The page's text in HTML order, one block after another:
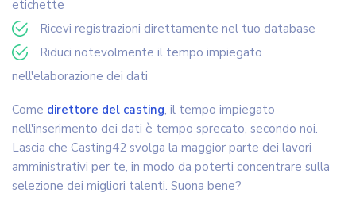
etichette
Ricevi registrazioni direttamente nel tuo database
Riduci notevolmente il tempo impiegato
nell'elaborazione dei dati
Come direttore del casting, il tempo impiegato
nell'inserimento dei dati è tempo sprecato, secondo noi.
Lascia che Casting42 svolga la maggior parte dei lavori
amministrativi per te, in modo da poterti concentrare sulla
selezione dei migliori talenti. Suona bene?